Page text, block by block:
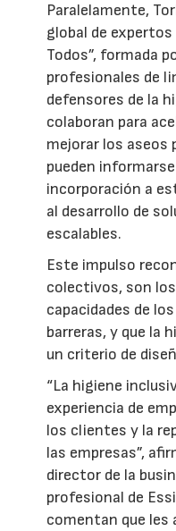
Paralelamente,
global de expertos
Todos”, formada
profesionales de
defensores de la
colaboran para
mejorar los aseos
pueden
incorporación a
al desarrollo de
escalables.
Este impulso
colectivos, son
capacidades de
barreras, y que la
un criterio de
“La higiene
experiencia de
los clientes y la
las empresas”,
director de la
profesional de
comentan que les